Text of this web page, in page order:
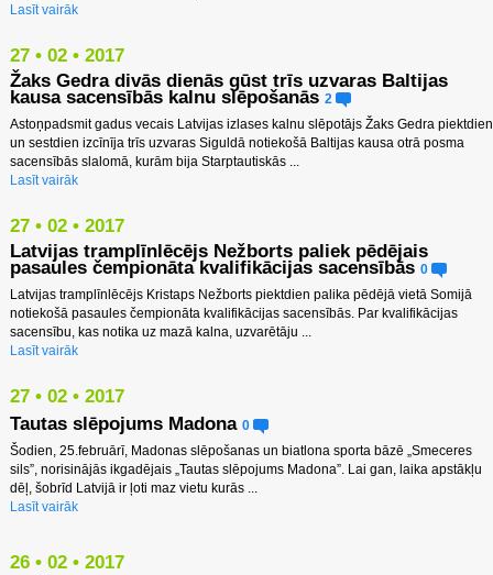
Lasīt vairāk
27 • 02 • 2017
Žaks Gedra divās dienās gūst trīs uzvaras Baltijas
kausa sacensībās kalnu slēpošanās 2
Astoņpadsmit gadus vecais Latvijas izlases kalnu slēpotājs Žaks Gedra piektdien
un sestdien izcīnīja trīs uzvaras Siguldā notiekošā Baltijas kausa otrā posma
sacensībās slalomā, kurām bija Starptautiskās ...
Lasīt vairāk
27 • 02 • 2017
Latvijas tramplīnlēcējs Nežborts paliek pēdējais
pasaules čempionāta kvalifikācijas sacensībās 0
Latvijas tramplīnlēcējs Kristaps Nežborts piektdien palika pēdējā vietā Somijā
notiekošā pasaules čempionāta kvalifikācijas sacensībās. Par kvalifikācijas
sacensību, kas notika uz mazā kalna, uzvarētāju ...
Lasīt vairāk
27 • 02 • 2017
Tautas slēpojums Madona 0
Šodien, 25.februārī, Madonas slēpošanas un biatlona sporta bāzē „Smeceres
sils”, norisinājās ikgadējais „Tautas slēpojums Madona”. Lai gan, laika apstākļu
dēļ, šobrīd Latvijā ir ļoti maz vietu kurās ...
Lasīt vairāk
26 • 02 • 2017